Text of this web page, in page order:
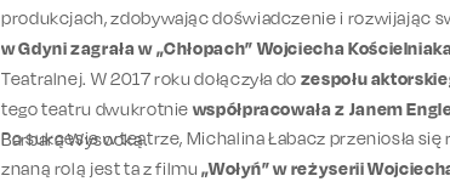
produkcjach, zdobywając doświadczenie i rozwijając
w Gdyni zagrała w „Chłopach” Wojciecha
Teatralnej. W 2017 roku dołączyła do zespołu
tego teatru dwukrotniewspółpracowała z Janem
Barbarą Wysocką.
Po sukcesie w teatrze, Michalina Łabacz przeniosła
znaną rolą jest ta z filmu„Wołyń” w reżyserii